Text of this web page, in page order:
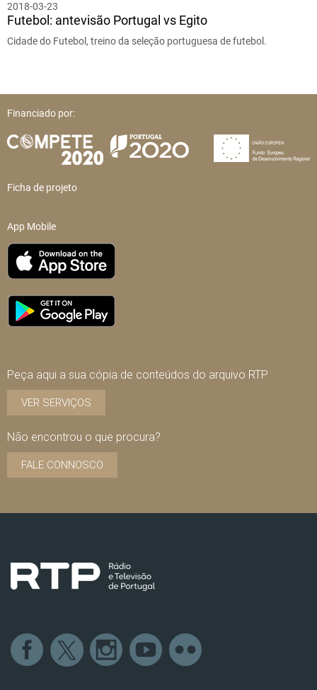
2018-03-23
Futebol: antevisão Portugal vs Egito
Cidade do Futebol, treino da seleção portuguesa de futebol.
Financiado por:
Ficha de projeto
App Mobile
Peça aqui a sua cópia de conteúdos do arquivo RTP
VER SERVIÇOS
Não encontrou o que procura?
FALE CONNOSCO